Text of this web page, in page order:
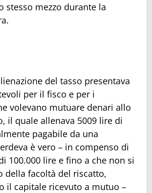
stesso mezzo durante la
del tasso presentava
per il fisco e per i
volevano mutuare denari allo
il quale allenava 5009 lire di
pagabile da una
è vero – in compenso di
100.000 lire e fino a che non si
della facoltà del riscatto,
il capitale ricevuto a mutuo –